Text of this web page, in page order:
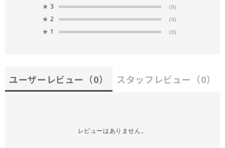
★ 3 (0)
★ 2 (0)
★ 1 (0)
ユーザーレビュー （0） スタッフレビュー （0）
レビューはありません。